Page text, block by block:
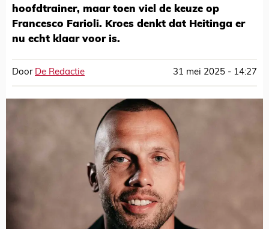
hoofdtrainer, maar toen viel de keuze op
Francesco Farioli. Kroes denkt dat Heitinga er
nu echt klaar voor is.
Door De Redactie 31 mei 2025 - 14:27